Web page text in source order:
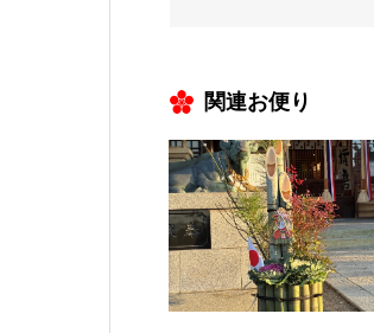
関連お便り